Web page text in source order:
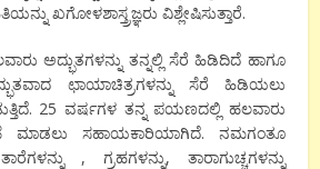
ಖಗೋಳಶಾಸ್ತ್ರಜ್ಞರು ವಿಶ್ಲೇಷಿಸುತ್ತಾರೆ.
ಅದ್ಭುತಗಳನ್ನು ತನ್ನಲ್ಲಿ ಸೆರೆ ಹಿಡಿದಿದೆ ಹಾಗೂ
ಛಾಯಾಚಿತ್ರಗಳನ್ನು
ಸೆರೆ ಹಿಡಿಯಲು
. 25 ವರ್ಷಗಳ ತನ್ನ ಪಯಣದಲ್ಲಿ ಹಲವಾರು
ಮಾಡಲು ಸಹಾಯಕಾರಿಯಾಗಿದೆ. ನಮಗಂತೂ
ತಾರೆಗಳನ್ನು,ಗ್ರಹಗಳನ್ನು, ತಾರಾಗುಚ್ಚಗಳನ್ನು